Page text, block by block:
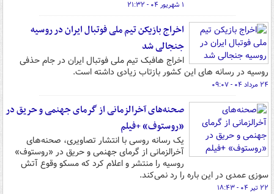
۱ شهریور ۰۴ - ۲۱:۳۲
اخراج بازیکن تیم ملی فوتبال ایران در روسیه
جنجالی شد
اخراج هافبک تیم ملی فوتبال ایران در جام حذفی
روسیه در رسانه های این کشور بازتاب زیادی داشته است.
۲۴ مرداد ۰۴ - ۰۹:۰۷
صحنه‌های آخرالزمانی از گرمای جهنمی و حریق در
«روستوف» +فیلم
یک رسانه روسی با انتشار تصاویری، صحنه‌های
آخرالزمانی از گرمای جهنمی و حریق در «روستوف»
روسیه را منتشر و اعلام کرد که مسکو وقوع آتش
سوزی عمدی در این باره را رد نمی‌کند.
۲۲ تیر ۰۴ - ۱۸:۴۳